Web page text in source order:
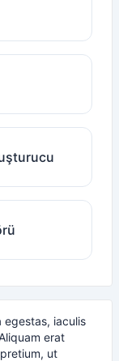
egestas, iaculis
erat
ut